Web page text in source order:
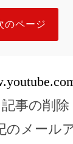
のページ
記事の削
のメール